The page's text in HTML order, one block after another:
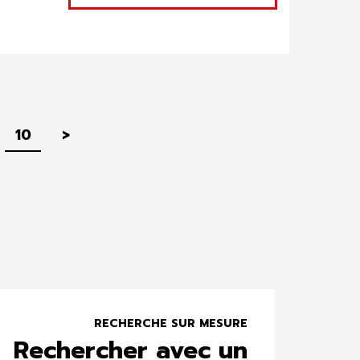
10 Suivant
>
RECHERCHE SUR MESURE
Rechercher avec un